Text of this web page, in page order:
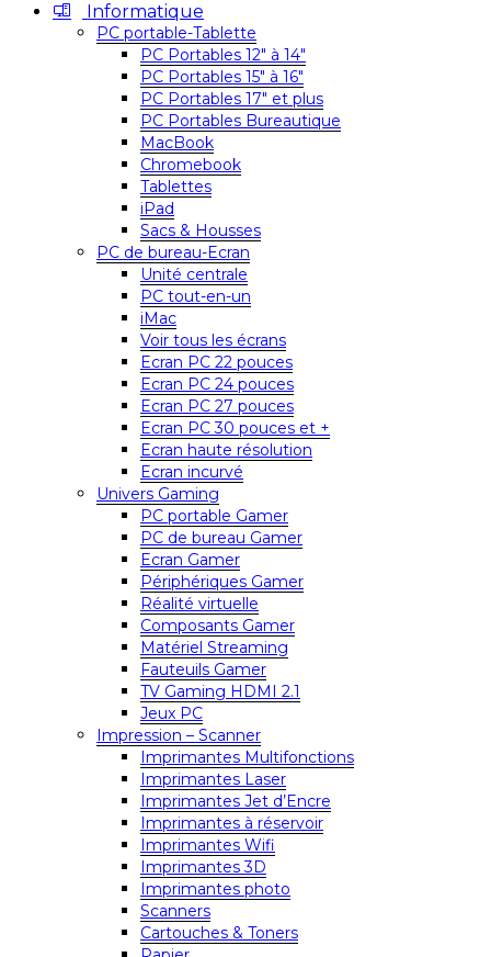
Informatique
PC portable-Tablette
PC Portables 12″ à 14″
PC Portables 15″ à 16″
PC Portables 17″ et plus
PC Portables Bureautique
MacBook
Chromebook
Tablettes
iPad
Sacs & Housses
PC de bureau-Ecran
Unité centrale
PC tout-en-un
iMac
Voir tous les écrans
Ecran PC 22 pouces
Ecran PC 24 pouces
Ecran PC 27 pouces
Ecran PC 30 pouces et +
Ecran haute résolution
Ecran incurvé
Univers Gaming
PC portable Gamer
PC de bureau Gamer
Ecran Gamer
Périphériques Gamer
Réalité virtuelle
Composants Gamer
Matériel Streaming
Fauteuils Gamer
TV Gaming HDMI 2.1
Jeux PC
Impression – Scanner
Imprimantes Multifonctions
Imprimantes Laser
Imprimantes Jet d’Encre
Imprimantes à réservoir
Imprimantes Wifi
Imprimantes 3D
Imprimantes photo
Scanners
Cartouches & Toners